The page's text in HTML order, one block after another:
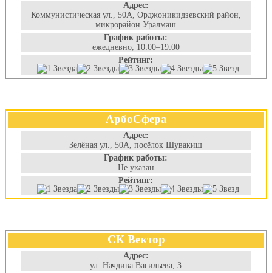
Адрес:
Коммунистическая ул., 50А, Орджоникидзевский район,
микрорайон Уралмаш
График работы:
ежедневно, 10:00–19:00
Рейтинг:
АрбоСфера
Адрес:
Зелёная ул., 50А, посёлок Шувакиш
График работы:
Не указан
Рейтинг:
СК Вектор
Адрес:
ул. Начдива Васильева, 3